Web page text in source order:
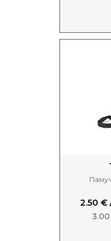
2.50 €
3.00